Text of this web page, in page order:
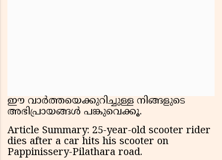
ഈ വാർത്തയെക്കുറിച്ചുള്ള നിങ്ങളുടെ
അഭിപ്രായങ്ങൾ പങ്കുവെക്കൂ.
Article Summary: 25-year-old scooter rider
dies after a car hits his scooter on
Pappinissery-Pilathara road.